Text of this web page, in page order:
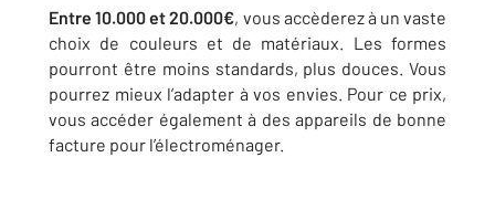
Entre 10.000 et 20.000€, vous accèderez à un vaste
choix de couleurs et de matériaux. Les formes
pourront être moins standards, plus douces. Vous
pourrez mieux l’adapter à vos envies. Pour ce prix,
vous accéder également à des appareils de bonne
facture pour l’électroménager.